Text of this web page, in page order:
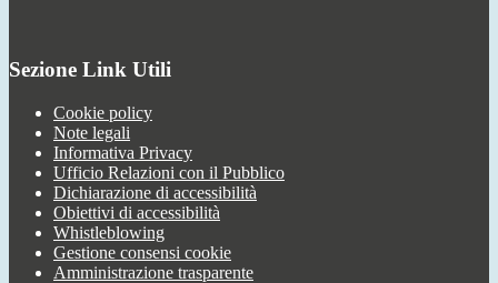
Sezione Link Utili
Cookie policy
Note legali
Informativa Privacy
Ufficio Relazioni con il Pubblico
Dichiarazione di accessibilità
Obiettivi di accessibilità
Whistleblowing
Gestione consensi cookie
Amministrazione trasparente